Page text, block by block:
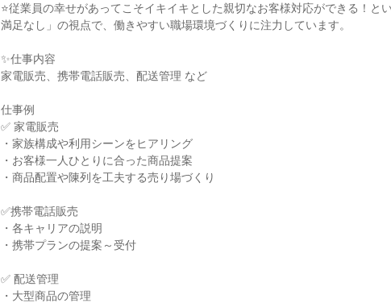
⭐従業員の幸せがあってこそイキイキとした親切なお客様対応ができる！と
満足なし」の視点で、働きやすい職場環境づくりに注力しています。
✨仕事内容
家電販売、携帯電話販売、配送管理 など
仕事例
✅ 家電販売
・家族構成や利用シーンをヒアリング
・お客様一人ひとりに合った商品提案
・商品配置や陳列を工夫する売り場づくり
✅携帯電話販売
・各キャリアの説明
・携帯プランの提案～受付
✅ 配送管理
・大型商品の管理